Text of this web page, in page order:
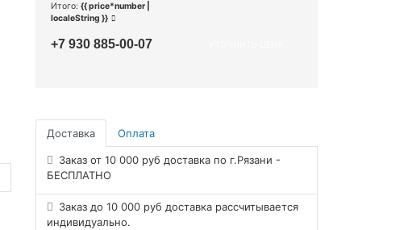
Итого: {{ price*number |
localeString }}
+7 930 885-00-07
Доставка Оплата
Заказ от 10 000 руб доставка по г.Рязани -
БЕСПЛАТНО
Заказ до 10 000 руб доставка рассчитывается
индивидуально.